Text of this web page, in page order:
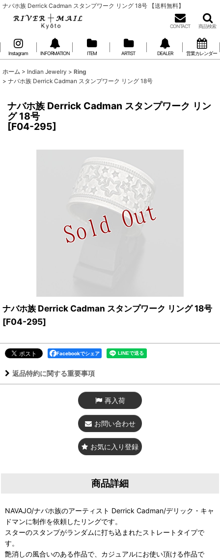
ナバホ族 Derrick Cadman スタンプワーク リング 18号 【送料無料】
CONTACT 商品検索
Instagram INFORMATION ITEM ARTIST DEALER 営業カレンダー
ホーム > Indian Jewelry > Ring
> ナバホ族 Derrick Cadman スタンプワーク リング 18号
ナバホ族 Derrick Cadman スタンプワーク リン
グ 18号
[F04-295]
ナバホ族 Derrick Cadman スタンプワーク リング 18号
[F04-295]
Facebookでシェア
返品特約に関する重要事項
再入荷
お問い合わせ
お気に入り登録
商品詳細
NAVAJO/ナバホ族のアーティスト Derrick Cadman/デリック・キャ
ドマンに制作を依頼したリングです。
スターのスタンプがランダムに打ち込まれたストレートタイプで
す。
艶消しの風合いのある作品で、カジュアルにお使い頂ける作品で